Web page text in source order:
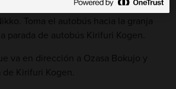
la estación de JR Nikko o desde la
Toma el autobús hacia la granja
parada de autobús Kirifuri Kogen.
va en dirección a Ozasa Bokujo y
de Kirifuri Kogen.